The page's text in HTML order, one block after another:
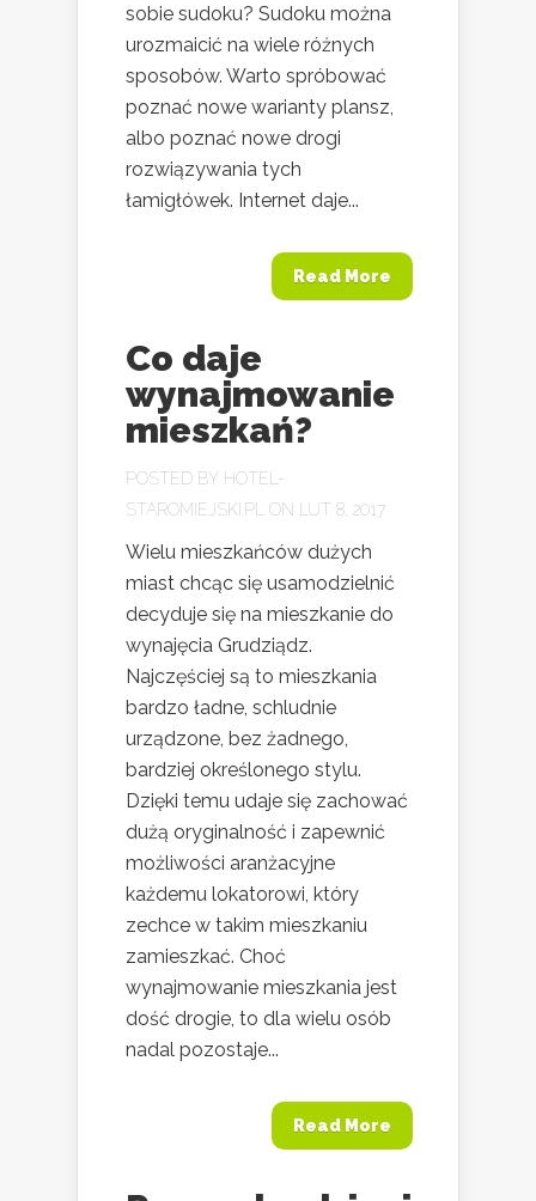
sobie sudoku? Sudoku można
urozmaicić na wiele różnych
sposobów. Warto spróbować
poznać nowe warianty plansz,
albo poznać nowe drogi
rozwiązywania tych
łamigłówek. Internet daje...
Read More
Co daje
wynajmowanie
mieszkań?
POSTED BY HOTEL-
STAROMIEJSKI.PL
ON LUT 8, 2017
Wielu mieszkańców dużych
miast chcąc się usamodzielnić
decyduje się na mieszkanie do
wynajęcia Grudziądz.
Najczęściej są to mieszkania
bardzo ładne, schludnie
urządzone, bez żadnego,
bardziej określonego stylu.
Dzięki temu udaje się zachować
dużą oryginalność i zapewnić
możliwości aranżacyjne
każdemu lokatorowi, który
zechce w takim mieszkaniu
zamieszkać. Choć
wynajmowanie mieszkania jest
dość drogie, to dla wielu osób
nadal pozostaje...
Read More